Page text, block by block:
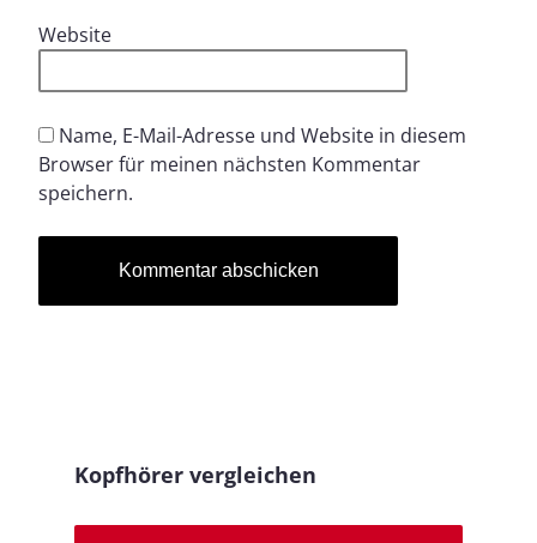
Website
Name, E-Mail-Adresse und Website in diesem
Browser für meinen nächsten Kommentar
speichern.
Kopfhörer vergleichen